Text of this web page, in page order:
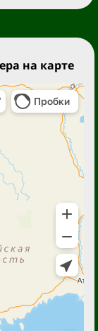
на карте